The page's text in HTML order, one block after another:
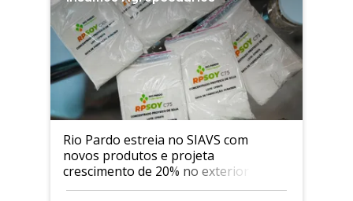
Rio Pardo estreia no SIAVS com
novos produtos e projeta
crescimento de 20% no exterior